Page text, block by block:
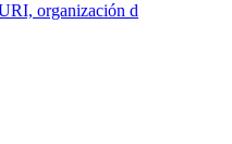
organización d